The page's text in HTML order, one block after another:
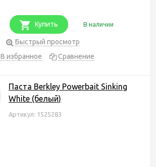
Купить В наличии
Быстрый просмотр
В избранное
Сравнение
Паста Berkley Powerbait Sinking
White (белый)
Артикул: 1525283